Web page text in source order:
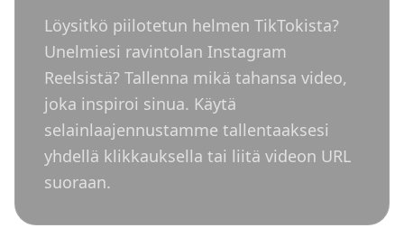
Löysitkö piilotetun helmen TikTokista?
Unelmiesi ravintolan Instagram
Reelsistä? Tallenna mikä tahansa video,
joka inspiroi sinua. Käytä
selainlaajennustamme tallentaaksesi
yhdellä klikkauksella tai liitä videon URL
suoraan.